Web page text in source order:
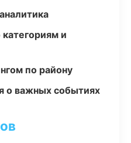
и
по району
о важных событиях